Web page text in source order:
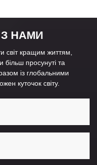
НАМИ
кращим життям,
просунуті та
із глобальними
куточок світу.